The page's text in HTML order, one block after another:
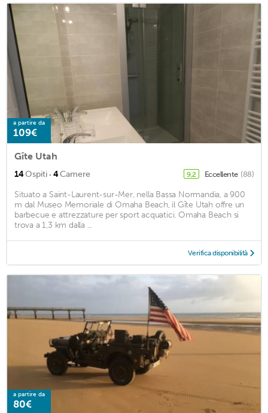
a partire da
109€
Gîte Utah
14Ospiti · 4Camere 9,2 Eccellente (88)
Situato a Saint-Laurent-sur-Mer, nella Bassa Normandia, a 900
m dal Museo Memoriale di Omaha Beach, il Gîte Utah offre un
barbecue e attrezzature per sport acquatici. Omaha Beach si
trova a 1,3 km dalla ...
Verifica disponibilità
a partire da
80€